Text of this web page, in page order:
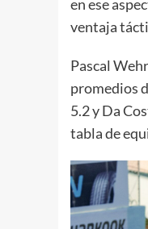
en ese
ventaja
Pascal
promedios
5.2 y Da
tabla de